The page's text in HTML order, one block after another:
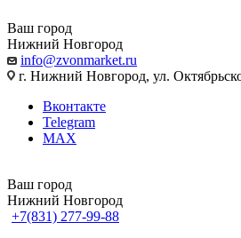
Ваш город
Нижний Новгород
info@zvonmarket.ru
г. Нижний Новгород, ул.
Вконтакте
Telegram
MAX
Ваш город
Нижний Новгород
+7(831) 277-99-88